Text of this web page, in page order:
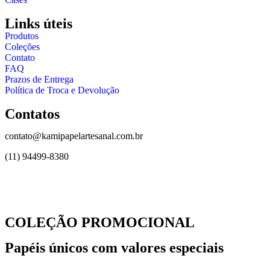
Links úteis
Produtos
Coleções
Contato
FAQ
Prazos de Entrega
Política de Troca e Devolução
Contatos
contato@kamipapelartesanal.com.br
(11) 94499-8380
COLEÇÃO PROMOCIONAL
Papéis únicos com valores especiais